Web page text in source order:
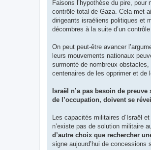
Faisons l’hypothèse du pire,
contrôle total de Gaza. Cela met
dirigeants israéliens politiques et
décombres à la suite d’un
On peut peut-être avancer
leurs mouvements nationaux
surmonté de nombreux
centenaires de les opprimer et de
Israël n’a pas besoin de
de l’occupation, doivent se
Les capacités militaires d’Israël
n’existe pas de solution militaire
d’autre choix que rechercher
signe aujourd’hui de concessions